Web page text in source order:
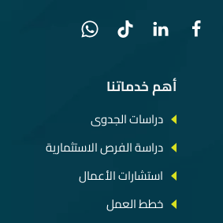
أهم خدماتنا
دراسات الجدوى
دراسة الفرص الاستثمارية
استشارات الأعمال
خطط العمل